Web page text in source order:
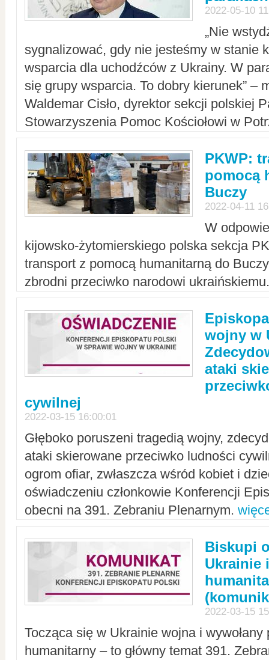
2022-05-10
„Nie
sygnalizować, gdy nie jesteśmy w stanie
wsparcia dla uchodźców z Ukrainy. W
się grupy wsparcia. To dobry kierunek” –
Waldemar Cisło, dyrektor sekcji polskiej
Stowarzyszenia Pomoc Kościołowi w
PKWP:
pomocą
Buczy
2022-04-11
W
kijowsko-żytomierskiego polska sekcja
transport z pomocą humanitarną do
zbrodni przeciwko narodowi
wojny w
ataki
cywilnej
2022-03-15 16:00:01
Głęboko poruszeni tragedią wojny,
ataki skierowane przeciwko ludności
ogrom ofiar, zwłaszcza wśród kobiet i
oświadczeniu członkowie Konferencji
obecni na 391. Zebraniu Plenarnym.
Biskupi
Ukrainie
2022-03-15
Tocząca się w Ukrainie wojna i
humanitarny – to główny temat 391.